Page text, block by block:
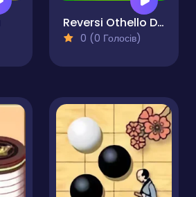
Reversi Othello Duel
0 (0 Голосів)